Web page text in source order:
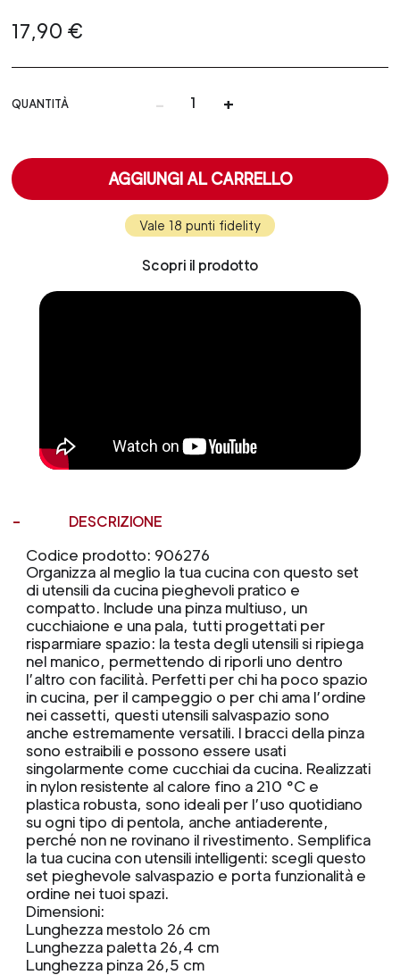
17,90 €
QUANTITÀ - +
AGGIUNGI AL CARRELLO
Vale 18 punti fidelity
Scopri il prodotto
DESCRIZIONE
Codice prodotto: 906276
Organizza al meglio la tua cucina con questo set
di utensili da cucina pieghevoli pratico e
compatto. Include una pinza multiuso, un
cucchiaione e una pala, tutti progettati per
risparmiare spazio: la testa degli utensili si ripiega
nel manico, permettendo di riporli uno dentro
l’altro con facilità. Perfetti per chi ha poco spazio
in cucina, per il campeggio o per chi ama l’ordine
nei cassetti, questi utensili salvaspazio sono
anche estremamente versatili. I bracci della pinza
sono estraibili e possono essere usati
singolarmente come cucchiai da cucina. Realizzati
in nylon resistente al calore fino a 210 °C e
plastica robusta, sono ideali per l’uso quotidiano
su ogni tipo di pentola, anche antiaderente,
perché non ne rovinano il rivestimento. Semplifica
la tua cucina con utensili intelligenti: scegli questo
set pieghevole salvaspazio e porta funzionalità e
ordine nei tuoi spazi.
Dimensioni:
Lunghezza mestolo 26 cm
Lunghezza paletta 26,4 cm
Lunghezza pinza 26,5 cm